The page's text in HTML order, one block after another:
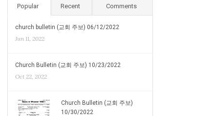
Popular Recent Comments
church bulletin (교회 주보) 06/12/2022
Jun 11, 2022
Church Bulletin (교회 주보) 10/23/2022
Oct 22, 2022
Church Bulletin (교회 주보)
10/30/2022